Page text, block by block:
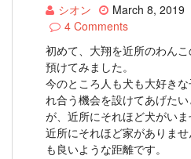
シオン March 8, 2019
4 Comments
初めて、大翔を近所のわん
預けてみました。
今のところ人も犬も大好き
れ合う機会を設けてあげた
が、近所にそれほど犬がいま
近所にそれほど家がありま
も良いような距離です。